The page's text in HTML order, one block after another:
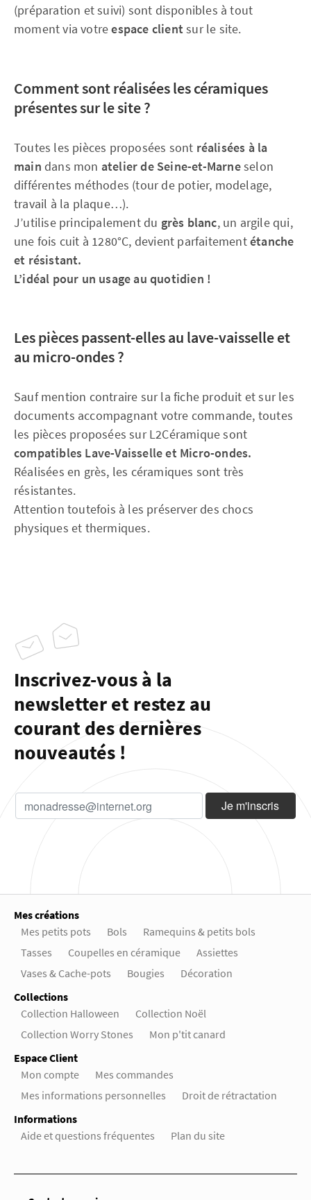
(préparation et suivi) sont disponibles à tout
moment via votreespace clientsur le site.
Comment sont réalisées les céramiques
présentes sur le site ?
Toutes les pièces proposées sont réalisées à la
main dans mon atelier de Seine-et-Marneselon
différentes méthodes (tour de potier, modelage,
travail à la plaque…).
J’utilise principalement du grès blanc, un argile qui,
une fois cuit à 1280°C, devient parfaitementétanche
et résistant.
L’idéal pour un usage au quotidien !
Les pièces passent-elles au lave-vaisselle et
au micro-ondes ?
Sauf mention contraire sur la fiche produit et sur les
documents accompagnant votre commande, toutes
les pièces proposées sur L2Céramique sont
compatibles Lave-Vaisselle et Micro-ondes.
Réalisées en grès, les céramiques sont très
résistantes.
Attention toutefois à les préserver des chocs
physiques et thermiques.
Inscrivez-vous à la
newsletter et restez au
courant des dernières
nouveautés !
Mes créations
Mes petits pots
Bols
Ramequins & petits bols
Tasses
Coupelles en céramique
Assiettes
Vases & Cache-pots
Bougies
Décoration
Collections
Collection Halloween
Collection Noël
Collection Worry Stones
Mon p'tit canard
Espace Client
Mon compte
Mes commandes
Mes informations personnelles
Droit de rétractation
Informations
Aide et questions fréquentes
Plan du site